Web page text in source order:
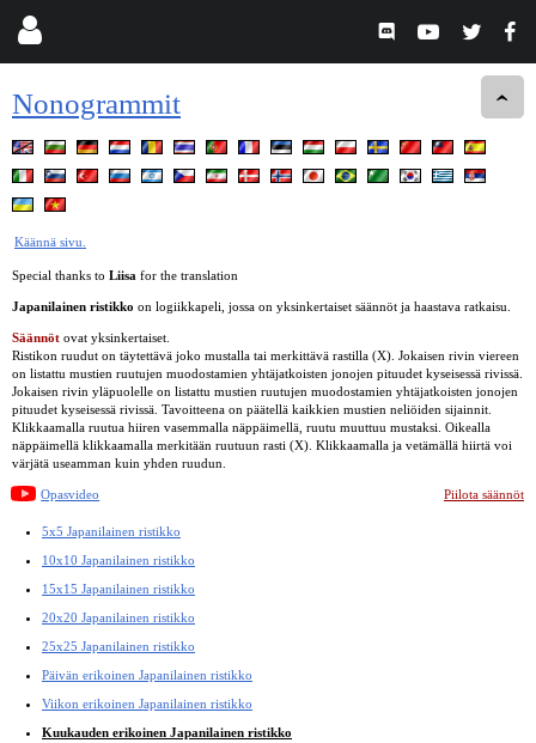
Nonogrammit
Käännä sivu.
Special thanks to Liisa for the translation
Japanilainen ristikko on logiikkapeli, jossa on yksinkertaiset säännöt ja haastava ratkaisu.
Säännöt ovat yksinkertaiset.
Ristikon ruudut on täytettävä joko mustalla tai merkittävä rastilla (X). Jokaisen rivin viereen
on listattu mustien ruutujen muodostamien yhtäjatkoisten jonojen pituudet kyseisessä rivissä.
Jokaisen rivin yläpuolelle on listattu mustien ruutujen muodostamien yhtäjatkoisten jonojen
pituudet kyseisessä rivissä. Tavoitteena on päätellä kaikkien mustien neliöiden sijainnit.
Klikkaamalla ruutua hiiren vasemmalla näppäimellä, ruutu muuttuu mustaksi. Oikealla
näppäimellä klikkaamalla merkitään ruutuun rasti (X). Klikkaamalla ja vetämällä hiirtä voi
värjätä useamman kuin yhden ruudun.
Opasvideo Piilota säännöt
5x5 Japanilainen ristikko
10x10 Japanilainen ristikko
15x15 Japanilainen ristikko
20x20 Japanilainen ristikko
25x25 Japanilainen ristikko
Päivän erikoinen Japanilainen ristikko
Viikon erikoinen Japanilainen ristikko
Kuukauden erikoinen Japanilainen ristikko